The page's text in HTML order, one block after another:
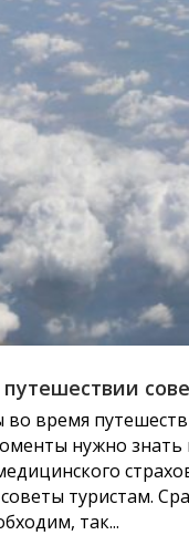
время
нужно знать
туристам.
так...